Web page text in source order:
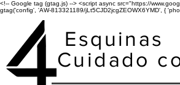
<!-- Google tag (gtag.js) --> <script async src="https://
gtag('config', 'AW-813321189/jLt5CJD2jcgZEOWX6YMD', {
Esquinas
Cuidado